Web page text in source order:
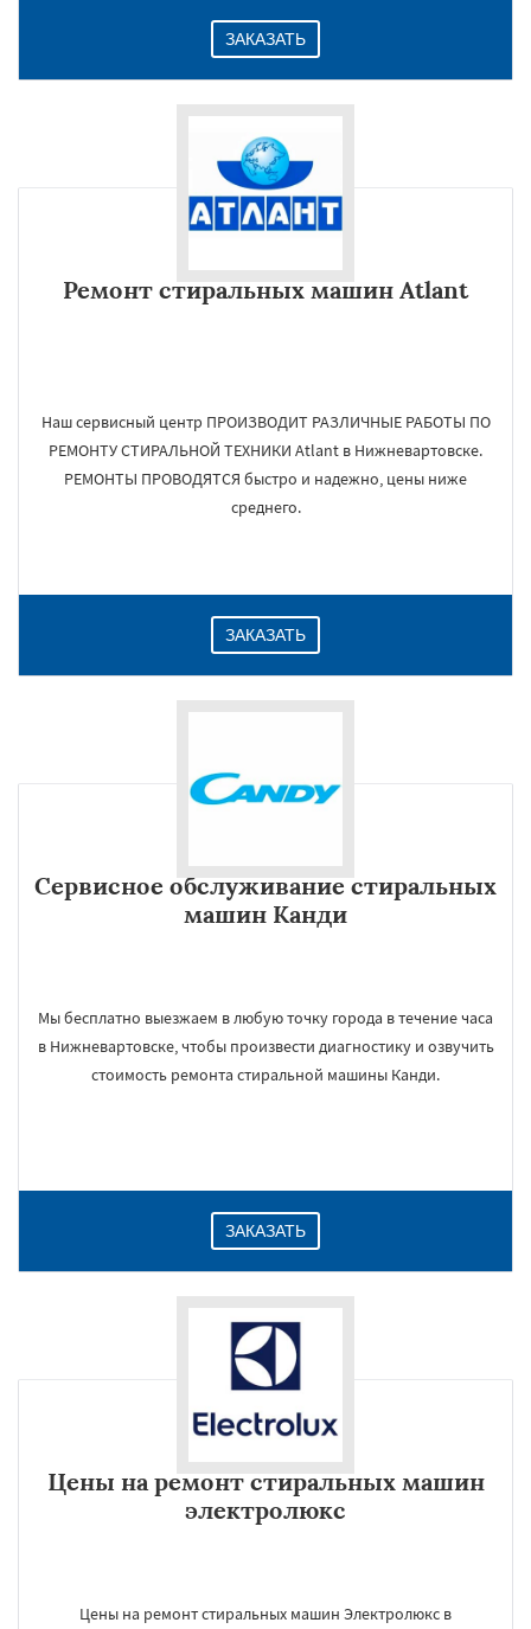
ЗАКАЗАТЬ
Ремонт стиральных машин Atlant
Наш сервисный центр ПРОИЗВОДИТ РАЗЛИЧНЫЕ РАБОТЫ ПО
РЕМОНТУ СТИРАЛЬНОЙ ТЕХНИКИ Atlant в Нижневартовске.
РЕМОНТЫ ПРОВОДЯТСЯ быстро и надежно, цены ниже
среднего.
ЗАКАЗАТЬ
Сервисное обслуживание стиральных
машин Канди
Мы бесплатно выезжаем в любую точку города в течение часа
в Нижневартовске, чтобы произвести диагностику и озвучить
стоимость ремонта стиральной машины Канди.
ЗАКАЗАТЬ
Цены на ремонт стиральных машин
электролюкс
Цены на ремонт стиральных машин Электролюкс в